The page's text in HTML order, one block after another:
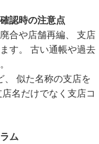
認時の注意点
合や店舗再編、 支店
す。 古い通帳や過去
似た名称の支店を
名だけでなく支店コ
ム